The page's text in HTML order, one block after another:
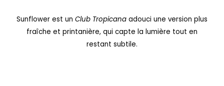
Sunflower est un Club Tropicana adouci une version plus
fraîche et printanière, qui capte la lumière tout en
restant subtile.